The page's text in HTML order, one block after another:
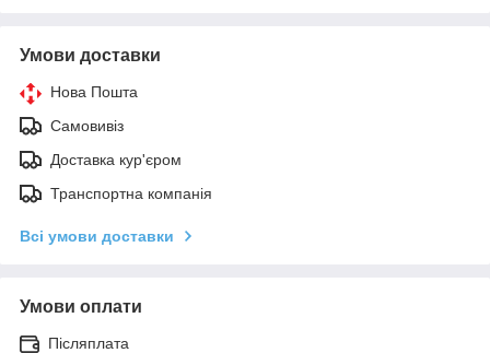
Умови доставки
Нова Пошта
Самовивіз
Доставка кур'єром
Транспортна компанія
Всі умови доставки
Умови оплати
Післяплата